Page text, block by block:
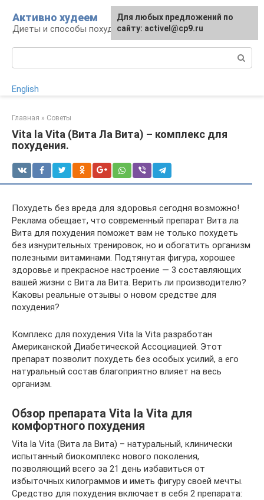
контенту
Активно худеем
Диеты и способы похудения
English
Главная » Советы
Vita la Vita (Вита Ла Вита) – комплекс для
похудения.
Похудеть без вреда для здоровья сегодня возможно!
Реклама обещает, что современный препарат Вита ла
Вита для похудения поможет вам не только похудеть
без изнурительных тренировок, но и обогатить организм
полезными витаминами. Подтянутая фигура, хорошее
здоровье и прекрасное настроение — 3 составляющих
вашей жизни с Вита ла Вита. Верить ли производителю?
Каковы реальные отзывы о новом средстве для
похудения?
Комплекс для похудения Vita la Vita разработан
Американской Диабетической Ассоциацией. Этот
препарат позволит похудеть без особых усилий, а его
натуральный состав благоприятно влияет на весь
организм.
Обзор препарата Vita la Vita для
комфортного похудения
Vita la Vita (Вита ла Вита) – натуральный, клинически
испытанный биокомплекс нового поколения,
позволяющий всего за 21 день избавиться от
избыточных килограммов и иметь фигуру своей мечты.
Средство для похудения включает в себя 2 препарата:
Для любых предложений по
сайту: activel@cp9.ru